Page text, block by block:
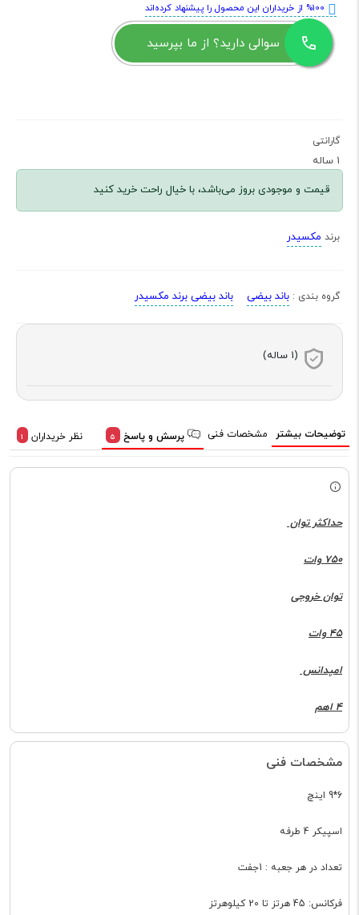
%100 از خریداران این محصول را پیشنهاد کرده‌اند
سوالی دارید؟ از ما بپرسید
گارانتی
1 ساله
قیمت و موجودی بروز می‌باشد، با خیال راحت خرید کنید
برند مکسیدر
گروه بندی : باند بیضی باند بیضی برند مکسیدر
(1 ساله)
توضیحات بیشتر مشخصات فنی پرسش و پاسخ 5 نظر خریداران 1
حداکثر توان
750 وات
توان خروجی
45 وات
امپدانس
4 اهم
مشخصات فنی
6*9 اینچ
اسپیکر 4 طرفه
تعداد در هر جعبه : 1جفت
فرکانس: 45 هرتز تا 20 کیلوهرتز